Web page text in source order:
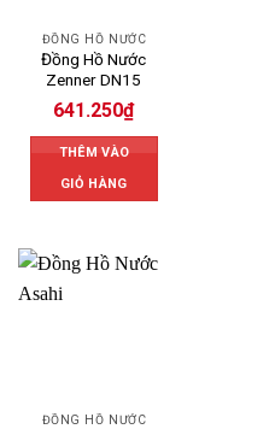
ĐỒNG HỒ NƯỚC
Đồng Hồ Nước
Zenner DN15
641.250₫
THÊM VÀO
GIỎ HÀNG
ĐỒNG HỒ NƯỚC